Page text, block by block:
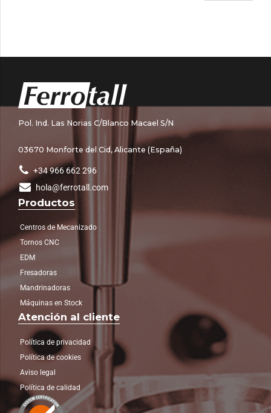
Pol. Ind. Las Norias C/Blanco Macael S/N
03670 Monforte del Cid, Alicante (España)
+34 966 662 296
hola@ferrotall.com
Productos
Centros de Mecanizado
Tornos CNC
EDM
Fresadoras
Mandrinadoras
Máquinas en Stock
Atención al cliente
Política de privacidad
Política de cookies
Aviso legal
Política de calidad